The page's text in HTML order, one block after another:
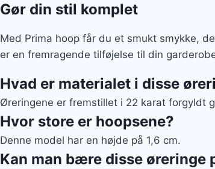
Gør din stil komplet
Med Prima hoop får du et smukt smykke,
er en fremragende tilføjelse til din
Hvad er materialet i disse
Øreringene er fremstillet i 22 karat forgyldt
Hvor store er hoopsene?
Denne model har en højde på 1,6 cm.
Kan man bære disse øreringe